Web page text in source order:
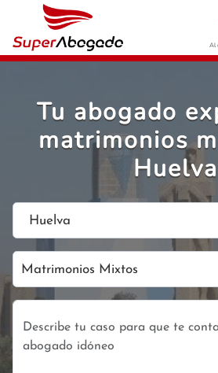
Al
Tu abogado
matrimonios
Huelva
Huelva
Matrimonios Mixtos